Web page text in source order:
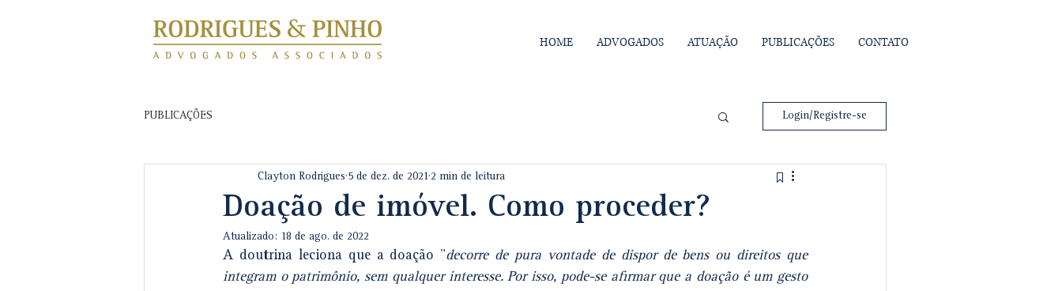
HOME ADVOGADOS ATUAÇÃO PUBLICAÇÕES CONTATO
PUBLICAÇÕES Login/Registre-se
Doação de imóvel. Como proceder?
Clayton Rodrigues 5 de dez. de 2021 2 min de leitura
Atualizado: 18 de ago. de 2022
A doutrina leciona que a doação "decorre de pura vontade de dispor de bens ou direitos que
integram o patrimônio, sem qualquer interesse. Por isso, pode-se afirmar que a doação é um gesto